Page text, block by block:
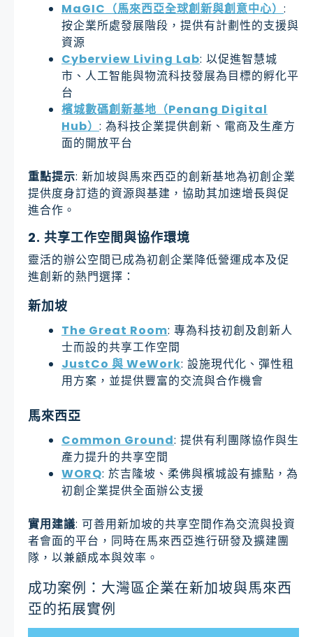
MaGIC（馬來西亞全球創新與創意中心） :
按企業所處發展階段，提供有計劃性的支援與
資源
Cyberview Living Lab: 以促進智慧城
市、人工智能與物流科技發展為目標的孵化平
台
檳城數碼創新基地（Penang Digital
Hub） : 為科技企業提供創新、電商及生產方
面的開放平台
重點提示: 新加坡與馬來西亞的創新基地為初創企業
提供度身訂造的資源與基建，協助其加速增長與促
進合作。
2. 共享工作空間與協作環境
靈活的辦公空間已成為初創企業降低營運成本及促
進創新的熱門選擇：
新加坡
The Great Room: 專為科技初創及創新人
士而設的共享工作空間
JustCo 與 WeWork: 設施現代化、彈性租
用方案，並提供豐富的交流與合作機會
馬來西亞
Common Ground: 提供有利團隊協作與生
產力提升的共享空間
WORQ: 於吉隆坡、柔佛與檳城設有據點，為
初創企業提供全面辦公支援
實用建議: 可善用新加坡的共享空間作為交流與投資
者會面的平台，同時在馬來西亞進行研發及擴建團
隊，以兼顧成本與效率。
成功案例：大灣區企業在新加坡與馬來西
亞的拓展實例